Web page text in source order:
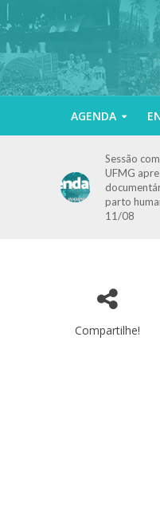
AGENDA
Sessão
UFMG
parto
11/08
Compartilhe!